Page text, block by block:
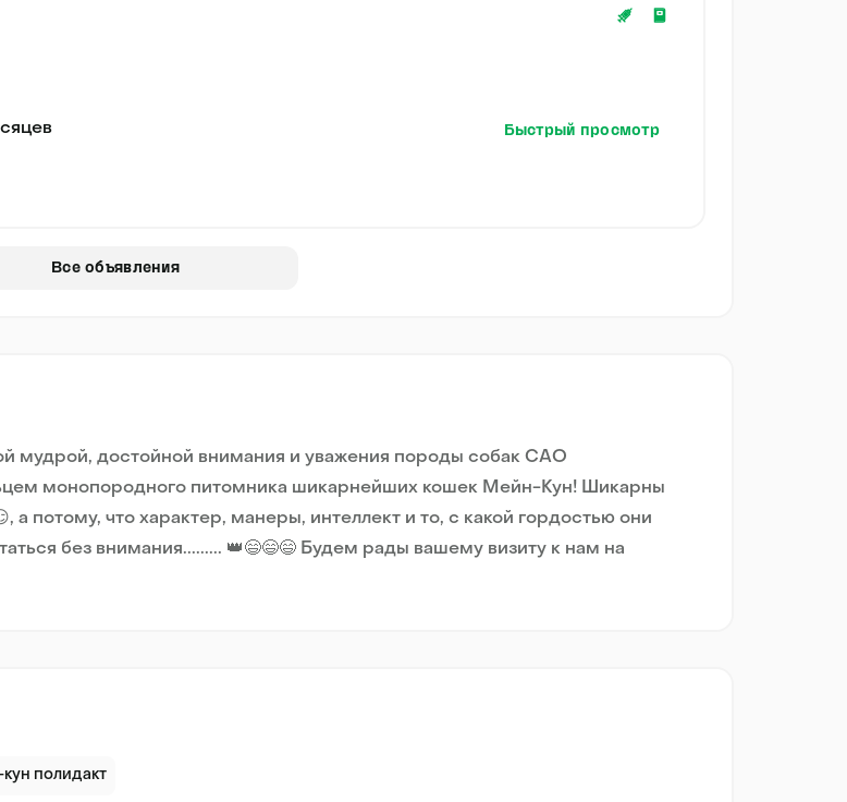
Быстрый просмотр
Все объявления
мудрой, достойной внимания и уважения породы собак САО
монопородного питомника шикарнейших кошек Мейн-Кун! Шикарны
потому, что характер, манеры, интеллект и то, с какой гордостью они
без внимания......... 👑😄😄😄 Будем рады вашему визиту к нам на
полидакт